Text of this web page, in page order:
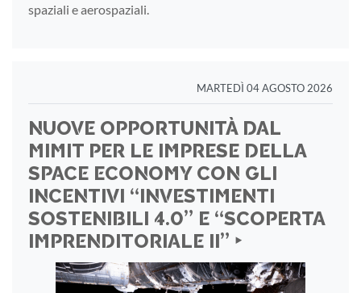
spaziali e aerospaziali.
MARTEDÌ 04 AGOSTO 2026
NUOVE OPPORTUNITÀ DAL
MIMIT PER LE IMPRESE DELLA
SPACE ECONOMY CON GLI
INCENTIVI “INVESTIMENTI
SOSTENIBILI 4.0” E “SCOPERTA
IMPRENDITORIALE II” ‣